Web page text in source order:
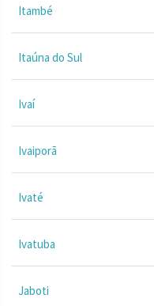
Itambé
Itaúna do Sul
Ivaí
Ivaiporã
Ivaté
Ivatuba
Jaboti